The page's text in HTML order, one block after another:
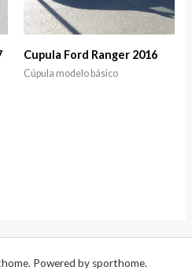
Cupula Ford Ranger 2016
Cúpula modelo básico
Powered by sporthome.